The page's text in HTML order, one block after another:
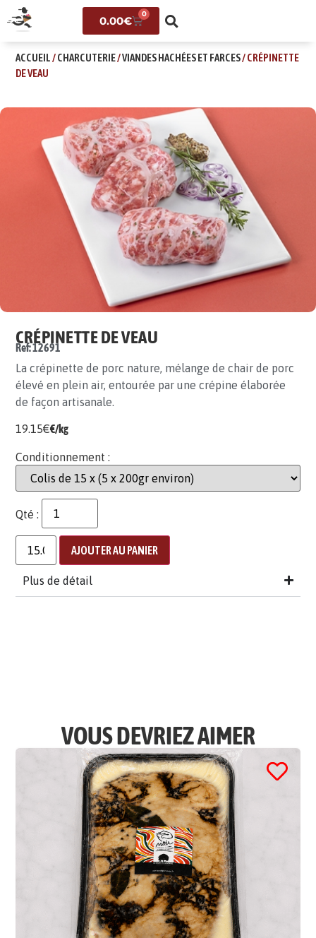
0.00€
0
ACCUEIL/CHARCUTERIE/VIANDES HACHÉES ET FARCES/ CRÉPINETTE
DE VEAU
CRÉPINETTE DE VEAU
Ref: 12691
La crépinette de porc nature, mélange de chair de porc
élevé en plein air, entourée par une crépine élaborée
de façon artisanale.
19.15€€/kg
Conditionnement :
Qté :
AJOUTER AU PANIER
Plus de détail
VOUS DEVRIEZ AIMER